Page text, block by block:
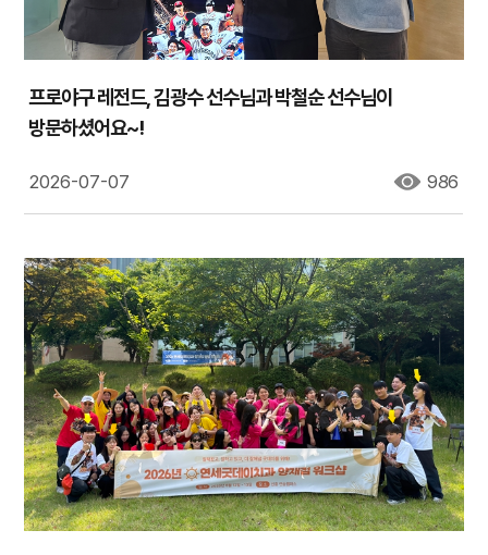
프로야구 레전드, 김광수 선수님과 박철순 선수님이
방문하셨어요~!
2026-07-07 986